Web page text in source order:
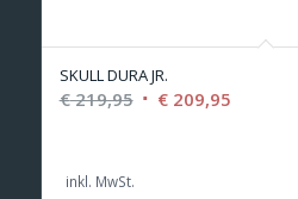
SKULL DURA JR.
€219,95 Ursprünglicher
€209,95Aktueller
inkl. MwSt.